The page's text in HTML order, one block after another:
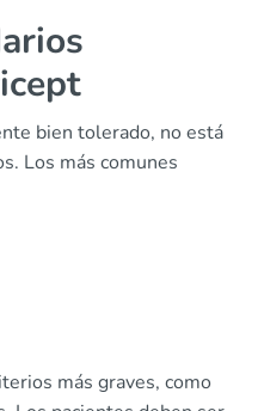
bien tolerado, no está
Los más comunes
más graves, como